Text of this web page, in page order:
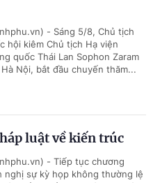
- Sáng 5/8, Chủ tịch
hội kiêm Chủ tịch Hạ viện
quốc Thái Lan Sophon Zaram
Nội, bắt đầu chuyến thăm...
luật về kiến trúc
- Tiếp tục chương
nghị sự kỳ họp không thường lệ